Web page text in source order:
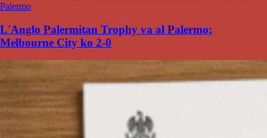
Palermo
L'Anglo Palermitan Trophy va al Palermo:
Melbourne City ko 2-0